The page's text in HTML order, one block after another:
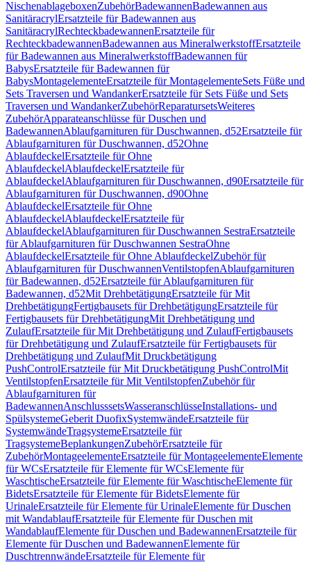
NischenablageboxenZubehörBadewannenBadewannen aus
SanitäracrylErsatzteile für Badewannen aus
SanitäracrylRechteckbadewannenErsatzteile für
RechteckbadewannenBadewannen aus MineralwerkstoffErsatzteile
für Badewannen aus MineralwerkstoffBadewannen für
BabysErsatzteile für Badewannen für
BabysMontagelementeErsatzteile für MontagelementeSets Füße und
Sets Traversen und WandankerErsatzteile für Sets Füße und Sets
Traversen und WandankerZubehörReparatursetsWeiteres
ZubehörApparateanschlüsse für Duschen und
BadewannenAblaufgarnituren für Duschwannen, d52Ersatzteile für
Ablaufgarnituren für Duschwannen, d52Ohne
AblaufdeckelErsatzteile für Ohne
AblaufdeckelAblaufdeckelErsatzteile für
AblaufdeckelAblaufgarnituren für Duschwannen, d90Ersatzteile für
Ablaufgarnituren für Duschwannen, d90Ohne
AblaufdeckelErsatzteile für Ohne
AblaufdeckelAblaufdeckelErsatzteile für
AblaufdeckelAblaufgarnituren für Duschwannen SestraErsatzteile
für Ablaufgarnituren für Duschwannen SestraOhne
AblaufdeckelErsatzteile für Ohne AblaufdeckelZubehör für
Ablaufgarnituren für DuschwannenVentilstopfenAblaufgarnituren
für Badewannen, d52Ersatzteile für Ablaufgarnituren für
Badewannen, d52Mit DrehbetätigungErsatzteile für Mit
DrehbetätigungFertigbausets für DrehbetätigungErsatzteile für
Fertigbausets für DrehbetätigungMit Drehbetätigung und
ZulaufErsatzteile für Mit Drehbetätigung und ZulaufFertigbausets
für Drehbetätigung und ZulaufErsatzteile für Fertigbausets für
Drehbetätigung und ZulaufMit Druckbetätigung
PushControlErsatzteile für Mit Druckbetätigung PushControlMit
VentilstopfenErsatzteile für Mit VentilstopfenZubehör für
Ablaufgarnituren für
BadewannenAnschlusssetsWasseranschlüsseInstallations- und
SpülsystemeGeberit DuofixSystemwändeErsatzteile für
SystemwändeTragsystemeErsatzteile für
TragsystemeBeplankungenZubehörErsatzteile für
ZubehörMontageelementeErsatzteile für MontageelementeElemente
für WCsErsatzteile für Elemente für WCsElemente für
WaschtischeErsatzteile für Elemente für WaschtischeElemente für
BidetsErsatzteile für Elemente für BidetsElemente für
UrinaleErsatzteile für Elemente für UrinaleElemente für Duschen
mit WandablaufErsatzteile für Elemente für Duschen mit
WandablaufElemente für Duschen und BadewannenErsatzteile für
Elemente für Duschen und BadewannenElemente für
DuschtrennwändeErsatzteile für Elemente für